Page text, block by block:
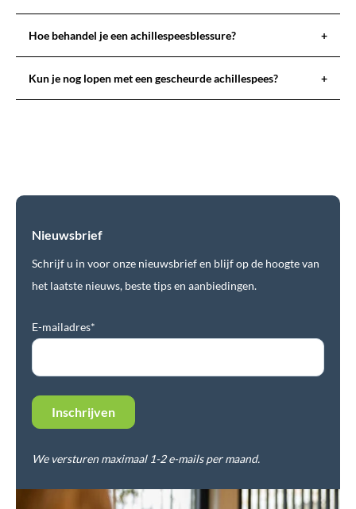
Hoe behandel je een achillespeesblessure? +
Kun je nog lopen met een gescheurde achillespees? +
Nieuwsbrief
Schrijf u in voor onze nieuwsbrief en blijf op de hoogte van
het laatste nieuws, beste tips en aanbiedingen.
E-mailadres*
We versturen maximaal 1-2 e-mails per maand.